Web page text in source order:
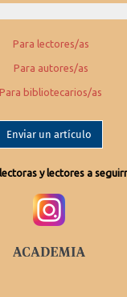
Para lectores/as
Para autores/as
Para bibliotecarios/as
Enviar un artículo
y lectores a